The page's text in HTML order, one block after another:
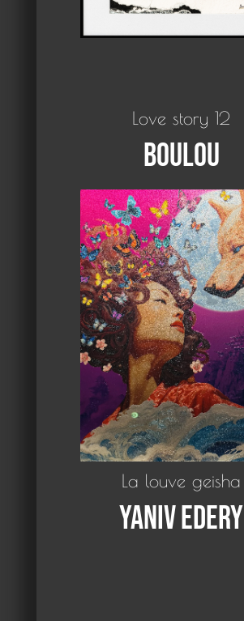
Love story 12
Boulou
La louve geisha
Yaniv Edery